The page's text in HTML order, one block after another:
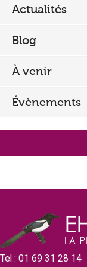
h
Actualités
Blog
À venir
Évènements
Tel : 01 69 31 28 14